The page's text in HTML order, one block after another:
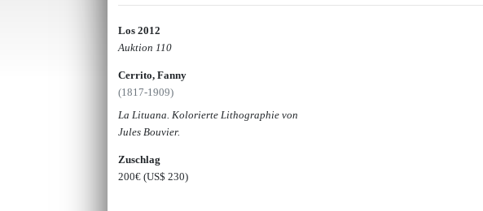
Los 2012
Auktion 110
Cerrito, Fanny
(1817-1909)
La Lituana. Kolorierte Lithographie von
Jules Bouvier.
Zuschlag
200€(US$ 230)